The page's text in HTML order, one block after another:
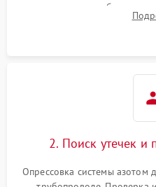
сопротивления обмоток
считывание кодов
2. Поиск утечек и
Опрессовка системы